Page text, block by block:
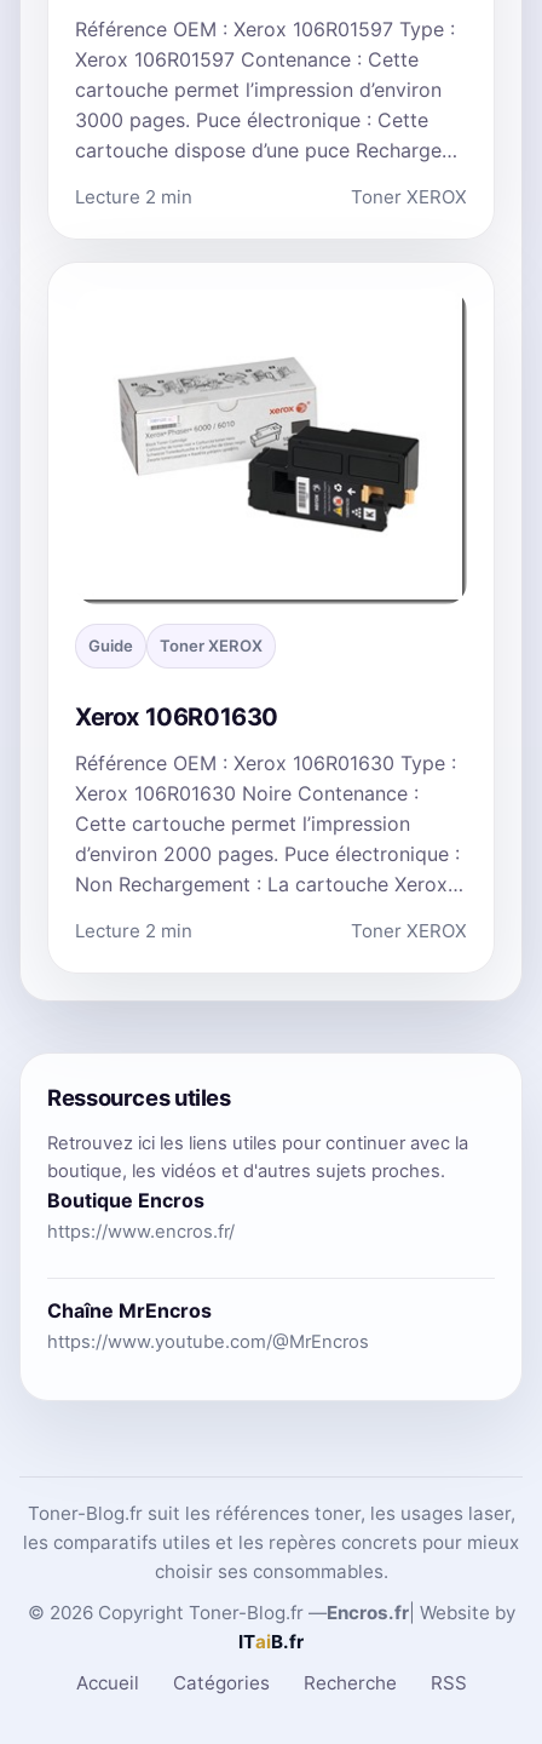
Référence OEM : Xerox 106R01597 Type :
Xerox 106R01597 Contenance : Cette
cartouche permet l’impression d’environ
3000 pages. Puce électronique : Cette
cartouche dispose d’une puce Recharge…
Lecture 2 min Toner XEROX
Guide Toner XEROX
Xerox 106R01630
Référence OEM : Xerox 106R01630 Type :
Xerox 106R01630 Noire Contenance :
Cette cartouche permet l’impression
d’environ 2000 pages. Puce électronique :
Non Rechargement : La cartouche Xerox…
Lecture 2 min Toner XEROX
Ressources utiles
Retrouvez ici les liens utiles pour continuer avec la
boutique, les vidéos et d'autres sujets proches.
Boutique Encros
https://www.encros.fr/
Chaîne MrEncros
https://www.youtube.com/@MrEncros
Toner-Blog.fr suit les références toner, les usages laser,
les comparatifs utiles et les repères concrets pour mieux
choisir ses consommables.
© 2026 Copyright Toner-Blog.fr —Encros.fr| Website by
ITaiB.fr
Accueil
Catégories Recherche RSS